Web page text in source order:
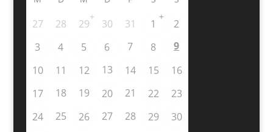
27 28 29
+
30 31 1
+
2
3
4 5 6 7 8
9
10
11 12 13 14 15
16
17
18 19 20 21 22
23
24
25 26 27 28 29
30